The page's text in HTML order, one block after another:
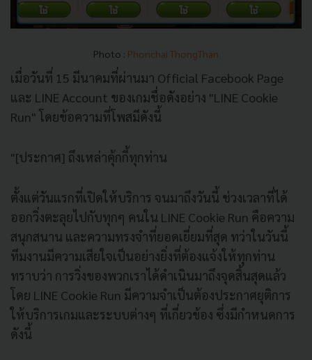
Photo : Phonchai ThongThan
เมื่อวันที่ 15 มีนาคมที่ผ่านมา Official Facebook Page
และ LINE Account ของเกมชื่อดังอย่าง "LINE Cookie
Run" โดยข้อความที่โพสมีดังนี้
"[ประกาศ] ถึงเหล่าคุ้กกี้ทุกท่าน
ตั้งแต่วันแรกที่เปิดให้บริการ จนมาถึงวันนี้ ช่วงเวลาที่ได้
ออกวิ่งตะลุยไปกับทุกๆ คนใน LINE Cookie Run คือความ
สนุกสนาน และความทรงจำที่ยอดเยี่ยมที่สุด ทว่าในวันนี้
ทีมงานมีความเสียใจเป็นอย่างยิ่งที่ต้องแจ้งให้ทุกท่าน
ทราบว่า การวิ่งของพวกเราได้ดำเนินมาถึงจุดสิ้นสุดแล้ว
โดย LINE Cookie Run มีความจำเป็นต้องประกาศยุติการ
ให้บริการเกมและระบบต่างๆ ที่เกี่ยวข้อง ซึ่งมีกำหนดการ
ดังนี้